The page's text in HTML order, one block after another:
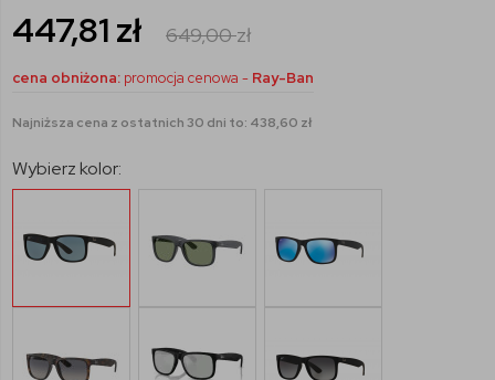
447,81 zł 649,00zł
cena obniżona: promocja cenowa - Ray-Ban
Najniższa cena z ostatnich 30 dni to: 438,60 zł
Wybierz kolor: